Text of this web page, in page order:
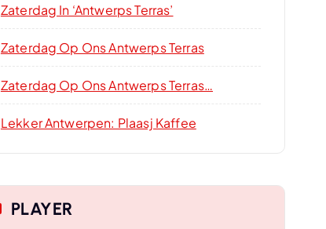
Zaterdag In ‘Antwerps Terras’
Zaterdag Op Ons Antwerps Terras
Zaterdag Op Ons Antwerps Terras…
Lekker Antwerpen: Plaasj Kaffee
PLAYER